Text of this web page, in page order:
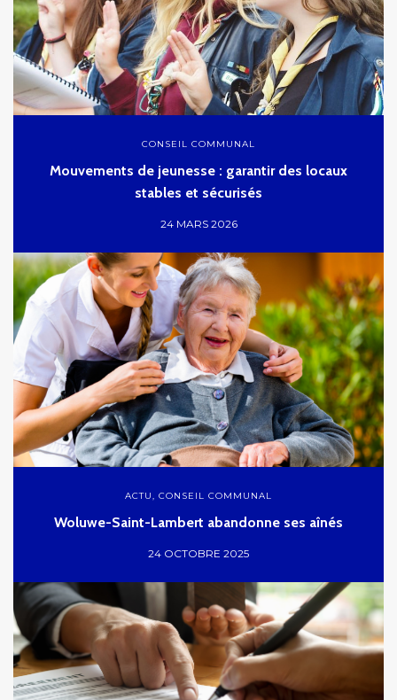
CONSEIL COMMUNAL
Mouvements de jeunesse : garantir des locaux
stables et sécurisés
24 MARS 2026
ACTU, CONSEIL COMMUNAL
Woluwe-Saint-Lambert abandonne ses aînés
24 OCTOBRE 2025